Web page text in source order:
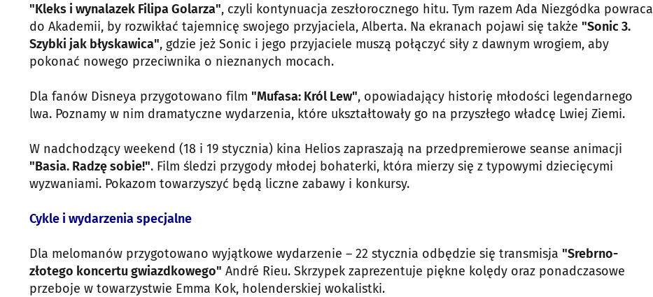
"Kleks i wynalazek Filipa Golarza", czyli kontynuacja zeszłorocznego hitu. Tym razem Ada Niezgódka powraca
do Akademii, by rozwikłać tajemnicę swojego przyjaciela, Alberta. Na ekranach pojawi się także "Sonic 3.
Szybki jak błyskawica", gdzie jeż Sonic i jego przyjaciele muszą połączyć siły z dawnym wrogiem, aby
pokonać nowego przeciwnika o nieznanych mocach.
Dla fanów Disneya przygotowano film "Mufasa: Król Lew", opowiadający historię młodości legendarnego
lwa. Poznamy w nim dramatyczne wydarzenia, które ukształtowały go na przyszłego władcę Lwiej Ziemi.
W nadchodzący weekend (18 i 19 stycznia) kina Helios zapraszają na przedpremierowe seanse animacji
"Basia. Radzę sobie!". Film śledzi przygody młodej bohaterki, która mierzy się z typowymi dziecięcymi
wyzwaniami. Pokazom towarzyszyć będą liczne zabawy i konkursy.
Cykle i wydarzenia specjalne
Dla melomanów przygotowano wyjątkowe wydarzenie – 22 stycznia odbędzie się transmisja "Srebrno-
złotego koncertu gwiazdkowego" André Rieu. Skrzypek zaprezentuje piękne kolędy oraz ponadczasowe
przeboje w towarzystwie Emma Kok, holenderskiej wokalistki.